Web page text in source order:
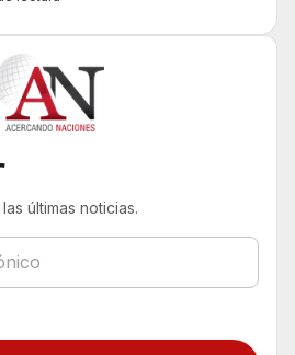
últimas noticias.